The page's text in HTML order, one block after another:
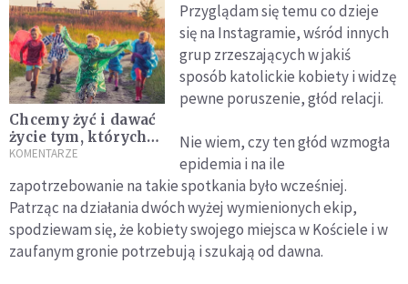
Chcemy żyć i dawać
życie tym, których
kochamy
KOMENTARZE
Przyglądam się temu co dzieje
się na Instagramie, wśród innych
grup zrzeszających w jakiś
sposób katolickie kobiety i widzę
pewne poruszenie, głód relacji.
Nie wiem, czy ten głód wzmogła
epidemia i na ile
zapotrzebowanie na takie spotkania było wcześniej.
Patrząc na działania dwóch wyżej wymienionych ekip,
spodziewam się, że kobiety swojego miejsca w Kościele i w
zaufanym gronie potrzebują i szukają od dawna.